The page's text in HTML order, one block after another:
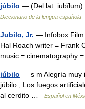
júbilo — (Del lat.
Diccionario de la lengua española
Jubilo, Jr. — Infobox Film
Hal Roach writer = Frank
music =
júbilo — s m Alegría muy
júbilo , Los fuegos
al cerdito …
Español en